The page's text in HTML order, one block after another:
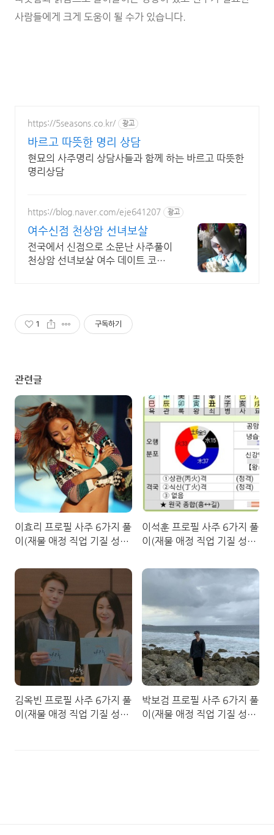
사람들에게 크게 도움이 될 수가 있습니다.
https://5seasons.co.kr/ 광고
바르고 따뜻한 명리 상담
현묘의 사주명리 상담사들과 함께 하는 바르고 따뜻한
명리상담
https://blog.naver.com/eje641207 광고
여수신점 천상암 선녀보살
전국에서 신점으로 소문난 사주풀이
천상암 선녀보살 여수 데이트 코스
1 구독하기
관련글
이효리 프로필 사주 6가지 풀
이(재물 애정 직업 기질 성격
이석훈 프로필 사주 6가지 풀
이(재물 애정 직업 기질 성격
김옥빈 프로필 사주 6가지 풀
이(재물 애정 직업 기질 성격
박보검 프로필 사주 6가지 풀
이(재물 애정 직업 기질 성격